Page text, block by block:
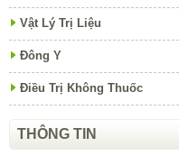
Vật Lý Trị Liệu
Đông Y
Điều Trị Không Thuốc
THÔNG TIN